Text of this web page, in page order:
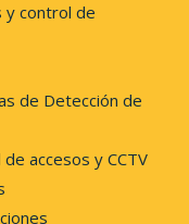
y control de
de Detección de
accesos y CCTV